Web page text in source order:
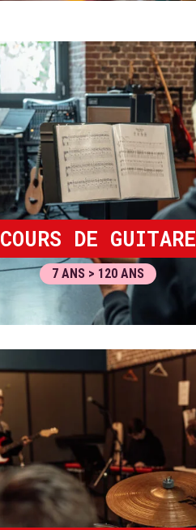
COURS DE GUITARE
7 ANS > 120 ANS